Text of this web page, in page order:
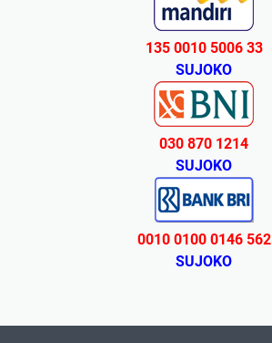
135 0010 5006 33
SUJOKO
030 870 1214
SUJOKO
0010 0100 0146 562
SUJOKO